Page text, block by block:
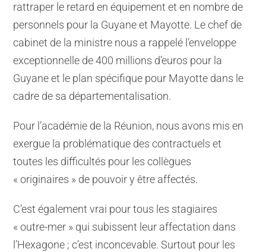
rattraper le retard en équipement et en nombre de
personnels pour la Guyane et Mayotte. Le chef de
cabinet de la ministre nous a rappelé l’enveloppe
exceptionnelle de 400 millions d’euros pour la
Guyane et le plan spécifique pour Mayotte dans le
cadre de sa départementalisation.
Pour l’académie de la Réunion, nous avons mis en
exergue la problématique des contractuels et
toutes les difficultés pour les collègues
« originaires » de pouvoir y être affectés.
C’est également vrai pour tous les stagiaires
« outre-mer » qui subissent leur affectation dans
l’Hexagone ; c’est inconcevable. Surtout pour les